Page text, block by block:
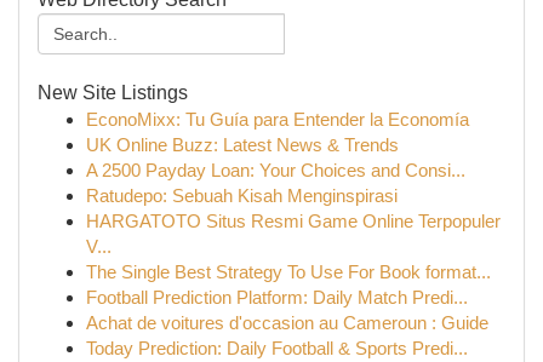
New Site Listings
EconoMixx: Tu Guía para Entender la Economía
UK Online Buzz: Latest News & Trends
A 2500 Payday Loan: Your Choices and Consi...
Ratudepo: Sebuah Kisah Menginspirasi
HARGATOTO Situs Resmi Game Online Terpopuler
V...
The Single Best Strategy To Use For Book format...
Football Prediction Platform: Daily Match Predi...
Achat de voitures d'occasion au Cameroun : Guide
Today Prediction: Daily Football & Sports Predi...